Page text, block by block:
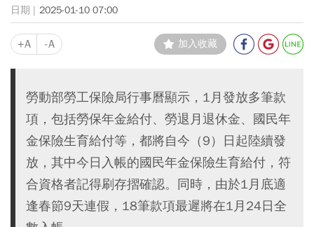
2025-01-10 07:00
+A -A 加入收藏
勞動部勞工保險局行事曆顯示，1月發放多筆款
項，包括勞保年金給付、勞退月退休金、國民年
金保險生育給付等，都將自今（9）日起陸續發
放，其中今日入帳的國民年金保險生育給付，符
合資格者記得刷存摺確認。同時，由於1月底適
逢春節9天連假，18筆款項最遲將在1月24日全